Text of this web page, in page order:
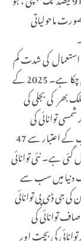
خوبصورت ماحولیاتی
استعمال کی شدت کم
کرنے والے سب سے تیز رفتار ممالک میں سے ایک بن چکا ہے۔ 2025 کے
بھر کی بجلی کی
اور شمسی توانائی کی
مجموعی تنصیب 1.84 بلین کلوواٹ تک پہنچی ، جو تناسب کے اعتبار سے 47
ہے۔ نئی توانائی
اور فروخت مسلسل 10 سال تک دنیا میں سب سے
یوآن کی جی ڈی پی توانائی
فیصد کم ہو ئی ، صاف توانائی کی
پہنچی ، اور توانائی کی بچت اور